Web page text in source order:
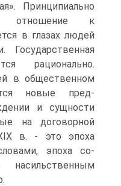
Принципиаль­но
отношение к
в глазах людей
Государственная
рационально.
в общественном
новые пред­
и сущности
на договорной
в. - это эпоха
эпоха со­